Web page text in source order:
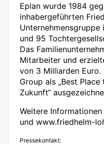
Eplan wurde 1984
inhabergeführten
und 95
Das
Mitarbeiter und
von 3 Milliarden
Group als „Best
Zukunft“
Weitere
und www.friedhelm-
Pressekontakt: